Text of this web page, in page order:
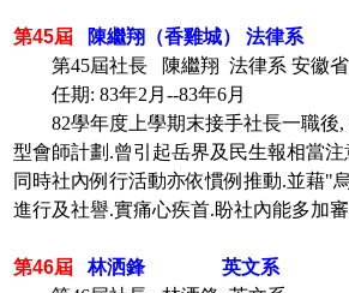
第45屆 陳繼翔（香雞城） 法律系
第45屆社長 陳繼翔 法律系 安徽省
任期: 83年2月--83年6月
82學年度上學期末接手社長一職後,
型會師計劃.曾引起岳界及民生報相當
同時社內例行活動亦依慣例推動.並藉"
進行及社譽.實痛心疾首.盼社內能多加
第46屆 林洒鋒 英文系 任期